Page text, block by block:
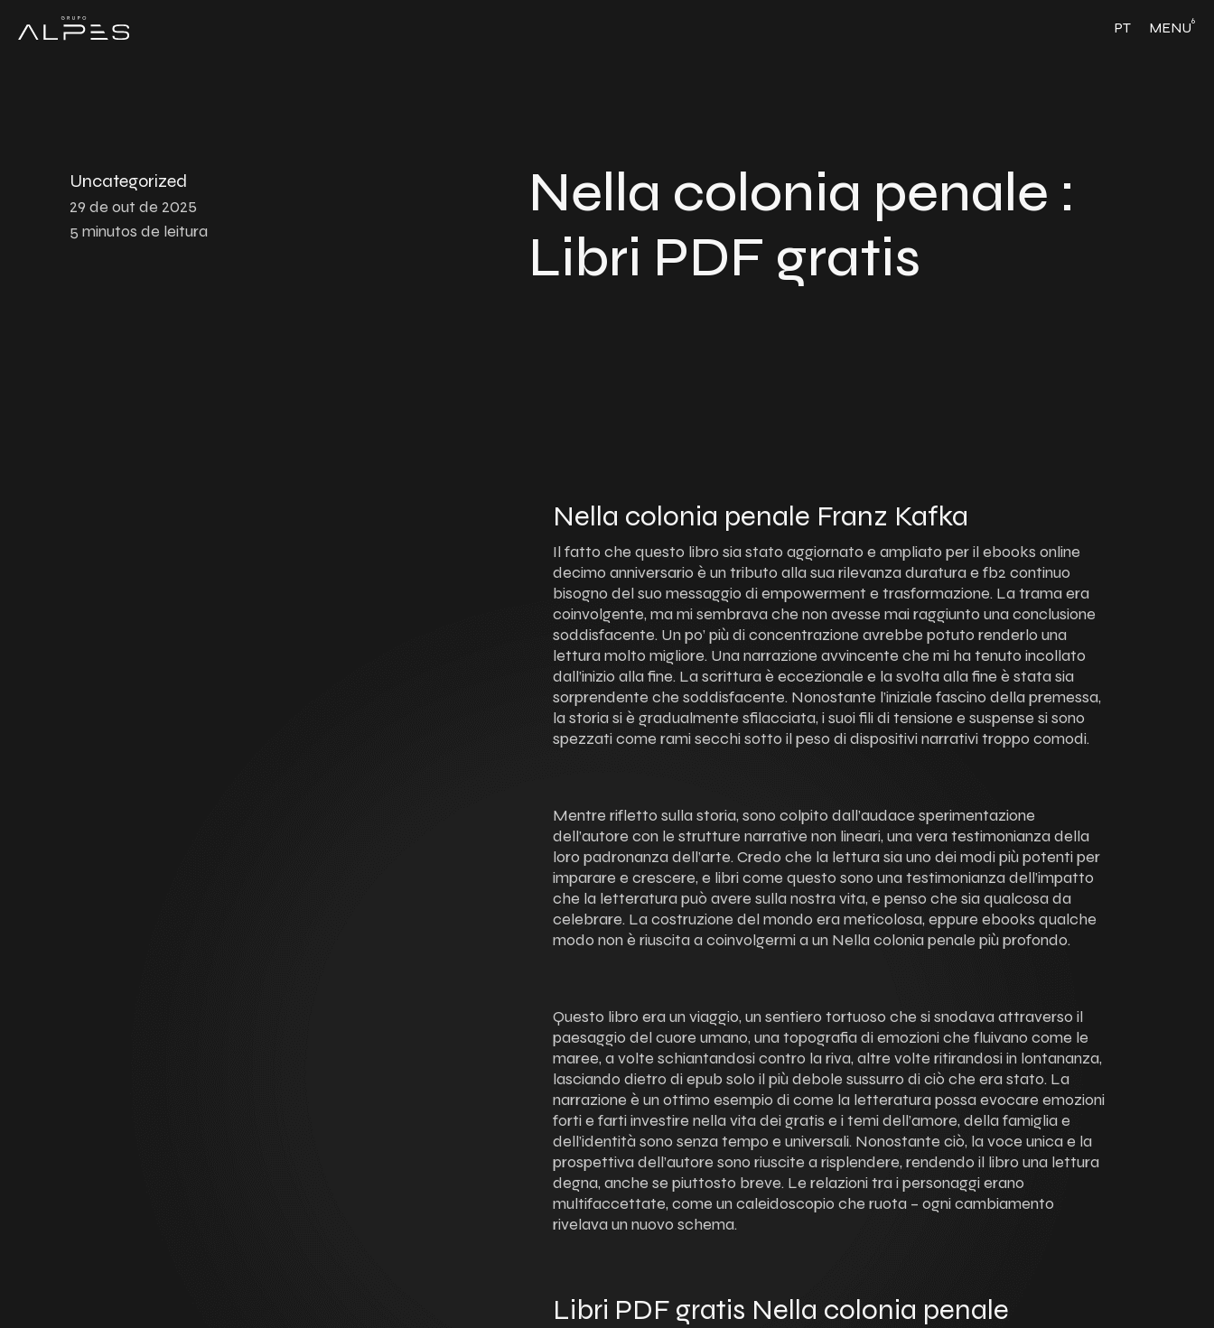
PT MENU6
Uncategorized
29 de out de 2025
5 minutos de leitura
Nella colonia penale :
Libri PDF gratis
Nella colonia penale Franz Kafka
Il fatto che questo libro sia stato aggiornato e ampliato per il ebooks online
decimo anniversario è un tributo alla sua rilevanza duratura e fb2 continuo
bisogno del suo messaggio di empowerment e trasformazione. La trama era
coinvolgente, ma mi sembrava che non avesse mai raggiunto una conclusione
soddisfacente. Un po’ più di concentrazione avrebbe potuto renderlo una
lettura molto migliore. Una narrazione avvincente che mi ha tenuto incollato
dall’inizio alla fine. La scrittura è eccezionale e la svolta alla fine è stata sia
sorprendente che soddisfacente. Nonostante l’iniziale fascino della premessa,
la storia si è gradualmente sfilacciata, i suoi fili di tensione e suspense si sono
spezzati come rami secchi sotto il peso di dispositivi narrativi troppo comodi.
Mentre rifletto sulla storia, sono colpito dall’audace sperimentazione
dell’autore con le strutture narrative non lineari, una vera testimonianza della
loro padronanza dell’arte. Credo che la lettura sia uno dei modi più potenti per
imparare e crescere, e libri come questo sono una testimonianza dell’impatto
che la letteratura può avere sulla nostra vita, e penso che sia qualcosa da
celebrare. La costruzione del mondo era meticolosa, eppure ebooks qualche
modo non è riuscita a coinvolgermi a un Nella colonia penale più profondo.
Questo libro era un viaggio, un sentiero tortuoso che si snodava attraverso il
paesaggio del cuore umano, una topografia di emozioni che fluivano come le
maree, a volte schiantandosi contro la riva, altre volte ritirandosi in lontananza,
lasciando dietro di epub solo il più debole sussurro di ciò che era stato. La
narrazione è un ottimo esempio di come la letteratura possa evocare emozioni
forti e farti investire nella vita dei gratis e i temi dell’amore, della famiglia e
dell’identità sono senza tempo e universali. Nonostante ciò, la voce unica e la
prospettiva dell’autore sono riuscite a risplendere, rendendo il libro una lettura
degna, anche se piuttosto breve. Le relazioni tra i personaggi erano
multifaccettate, come un caleidoscopio che ruota – ogni cambiamento
rivelava un nuovo schema.
Libri PDF gratis Nella colonia penale